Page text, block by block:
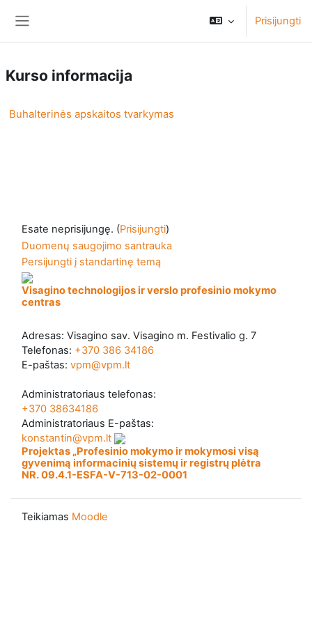
Prisijungti
Kurso informacija
Buhalterinės apskaitos tvarkymas
Esate neprisijungę. (Prisijungti)
Duomenų saugojimo santrauka
Persijungti į standartinę temą
Visagino technologijos ir verslo profesinio mokymo
centras
Adresas: Visagino sav. Visagino m. Festivalio g. 7
Telefonas: +370 386 34186
E-paštas: vpm@vpm.lt
Administratoriaus telefonas:
+370 38634186
Administratoriaus E-paštas:
konstantin@vpm.lt
Projektas „Profesinio mokymo ir mokymosi visą
gyvenimą informacinių sistemų ir registrų plėtra
NR. 09.4.1-ESFA-V-713-02-0001
Teikiamas Moodle